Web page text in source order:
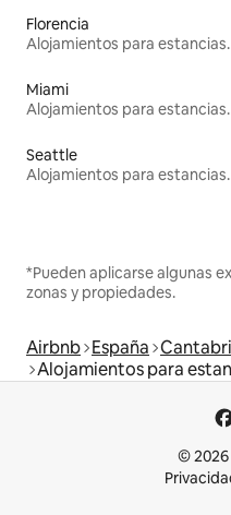
Florencia
Miami
Seattle
*Pueden aplicarse algunas
zonas y propiedades.
Airbnb España
Alojamientos para
© 2026